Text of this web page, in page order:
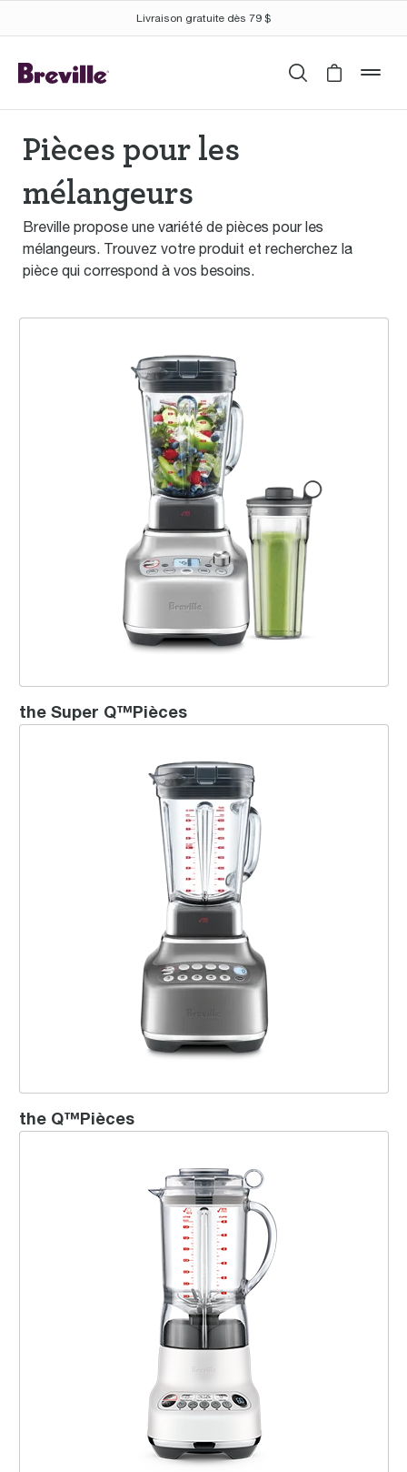
Livraison gratuite dès 79 $
Recherche
Cart is
Pièces pour les
mélangeurs
Breville propose une variété de pièces pour les
mélangeurs. Trouvez votre produit et recherchez la
pièce qui correspond à vos besoins.
the Super Q™
the Super Q™Pièces
the Q™
the Q™Pièces
the Fresh & Furious™